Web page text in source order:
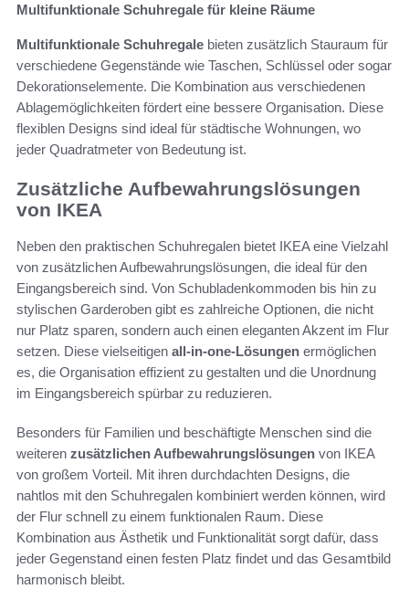
Multifunktionale Schuhregale für kleine Räume
Multifunktionale Schuhregale bieten zusätzlich Stauraum für
verschiedene Gegenstände wie Taschen, Schlüssel oder sogar
Dekorationselemente. Die Kombination aus verschiedenen
Ablagemöglichkeiten fördert eine bessere Organisation. Diese
flexiblen Designs sind ideal für städtische Wohnungen, wo
jeder Quadratmeter von Bedeutung ist.
Zusätzliche Aufbewahrungslösungen
von IKEA
Neben den praktischen Schuhregalen bietet IKEA eine Vielzahl
von zusätzlichen Aufbewahrungslösungen, die ideal für den
Eingangsbereich sind. Von Schubladenkommoden bis hin zu
stylischen Garderoben gibt es zahlreiche Optionen, die nicht
nur Platz sparen, sondern auch einen eleganten Akzent im Flur
setzen. Diese vielseitigen all-in-one-Lösungen ermöglichen
es, die Organisation effizient zu gestalten und die Unordnung
im Eingangsbereich spürbar zu reduzieren.
Besonders für Familien und beschäftigte Menschen sind die
weiteren zusätzlichen Aufbewahrungslösungen von IKEA
von großem Vorteil. Mit ihren durchdachten Designs, die
nahtlos mit den Schuhregalen kombiniert werden können, wird
der Flur schnell zu einem funktionalen Raum. Diese
Kombination aus Ästhetik und Funktionalität sorgt dafür, dass
jeder Gegenstand einen festen Platz findet und das Gesamtbild
harmonisch bleibt.